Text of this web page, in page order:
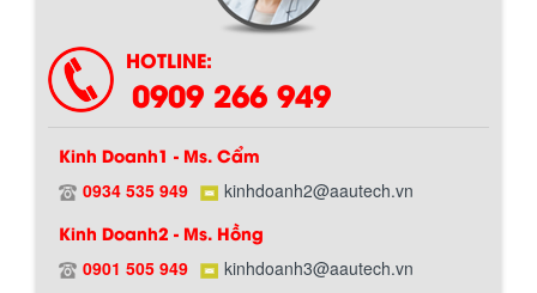
HOTLINE:
0909 266 949
Kinh Doanh1 - Ms. Cẩm
0934 535 949 kinhdoanh2@aautech.vn
Kinh Doanh2 - Ms. Hồng
0901 505 949 kinhdoanh3@aautech.vn
Bồn chứa giải nhiệt sơn, mực in có cấu
tạo gồm 2 lớp inox và được dùng để